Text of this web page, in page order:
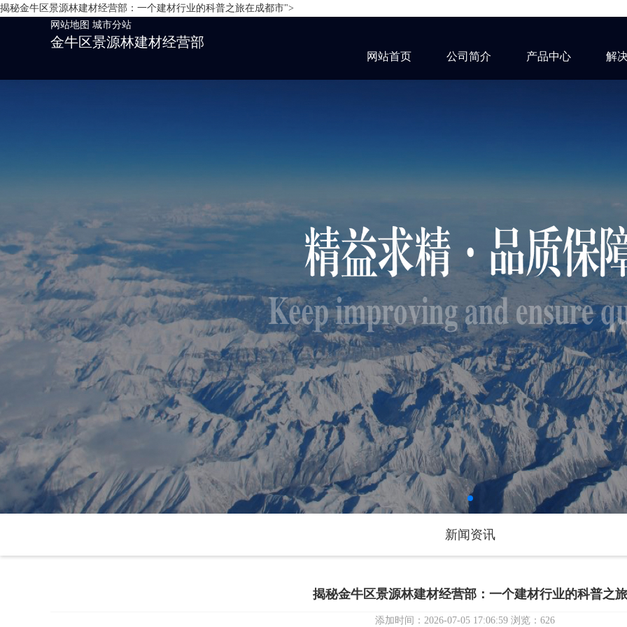
揭秘金牛区景源林建材经营部：一个建材行业的科普之旅在成都市">
网站地图 城市分站
金牛区景源林建材经营部
网站首页 公司简介 产品中心 解
新闻资讯
揭秘金牛区景源林建材经营部：一个建材行业的科普之旅
添加时间：2026-07-05 17:06:59 浏览：626